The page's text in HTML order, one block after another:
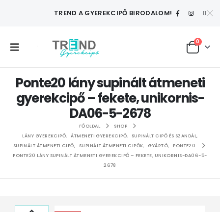
TREND A GYEREKCIPŐ BIRODALOM!
0
Ponte20 lány supinált átmeneti
gyerekcipő – fekete, unikornis-
DA06-5-2678
FŐOLDAL
SHOP
LÁNY GYEREKCIPŐ, ÁTMENETI GYEREKCIPŐ, SUPINÁLT CIPŐ ÉS SZANDÁL,
SUPINÁLT ÁTMENETI CIPŐ, SUPINÁLT ÁTMENETI CIPŐK, GYÁRTÓ,
PONTE20
PONTE20 LÁNY SUPINÁLT ÁTMENETI GYEREKCIPŐ – FEKETE, UNIKORNIS-DA06-5-
2678